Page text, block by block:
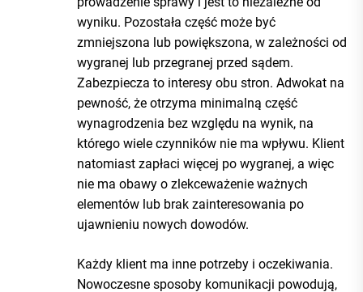
wyniku. Pozostała część może być
zmniejszona lub powiększona, w zależności od
wygranej lub przegranej przed sądem.
Zabezpiecza to interesy obu stron. Adwokat na
pewność, że otrzyma minimalną część
wynagrodzenia bez względu na wynik, na
którego wiele czynników nie ma wpływu. Klient
natomiast zapłaci więcej po wygranej, a więc
nie ma obawy o zlekceważenie ważnych
elementów lub brak zainteresowania po
ujawnieniu nowych dowodów.
Każdy klient ma inne potrzeby i oczekiwania.
Nowoczesne sposoby komunikacji powodują,